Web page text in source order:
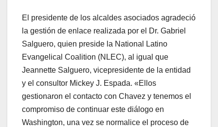
El presidente de los alcaldes asociados agradeció
la gestión de enlace realizada por el Dr. Gabriel
Salguero, quien preside la National Latino
Evangelical Coalition (NLEC), al igual que
Jeannette Salguero, vicepresidente de la entidad
y el consultor Mickey J. Espada. «Ellos
gestionaron el contacto con Chavez y tenemos el
compromiso de continuar este diálogo en
Washington, una vez se normalice el proceso de